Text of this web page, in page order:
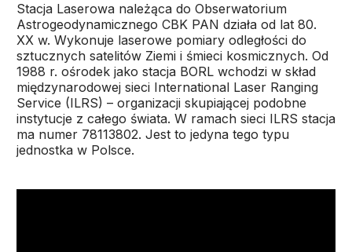
Stacja Laserowa należąca do Obserwatorium
Astrogeodynamicznego CBK PAN działa od lat 80.
XX w. Wykonuje laserowe pomiary odległości do
sztucznych satelitów Ziemi i śmieci kosmicznych. Od
1988 r. ośrodek jako stacja BORL wchodzi w skład
międzynarodowej sieci International Laser Ranging
Service (ILRS) – organizacji skupiającej podobne
instytucje z całego świata. W ramach sieci ILRS stacja
ma numer 78113802. Jest to jedyna tego typu
jednostka w Polsce.